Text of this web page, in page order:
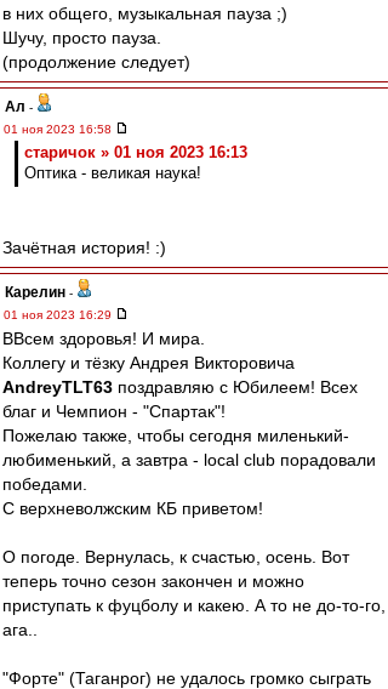
в них общего, музыкальная пауза ;)
Шучу, просто пауза.
(продолжение следует)
Ал -
01 ноя 2023 16:58
старичок » 01 ноя 2023 16:13
Оптика - великая наука!
Зачётная история! :)
Карелин -
01 ноя 2023 16:29
ВВсем здоровья! И мира.
Коллегу и тёзку Андрея Викторовича
AndreyTLT63 поздравляю с Юбилеем! Всех
благ и Чемпион - "Спартак"!
Пожелаю также, чтобы сегодня миленький-
любименький, а завтра - local club порадовали
победами.
С верхневолжским КБ приветом!
О погоде. Вернулась, к счастью, осень. Вот
теперь точно сезон закончен и можно
приступать к фуцболу и какею. А то не до-то-го,
ага..
"Форте" (Таганрог) не удалось громко сыграть